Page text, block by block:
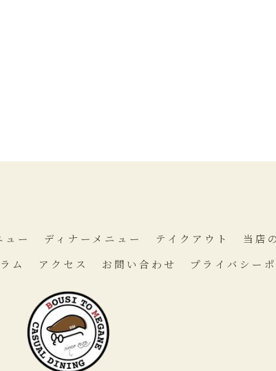
ュー ディナーメニュー テイクアウト 当店
ム アクセス お問い合わせ プライバシー